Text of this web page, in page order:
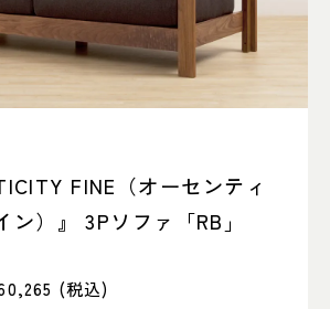
FINE（オーセンティ
ン）』 3Pソファ「RB」
(税込)